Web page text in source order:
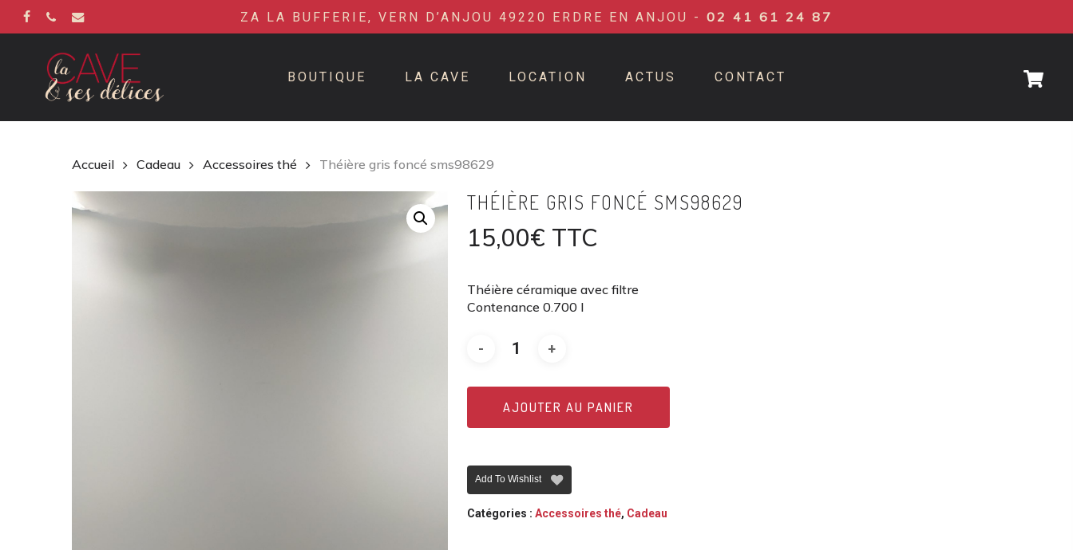
ZA LA BUFFERIE, VERN D’ANJOU 49220 ERDRE EN ANJOU - 02 41 61 24 87
BOUTIQUE LA CAVE LOCATION ACTUS CONTACT
Accueil Cadeau Accessoires thé Théière gris foncé sms98629
THÉIÈRE GRIS FONCÉ SMS98629
15,00€ TTC
Théière céramique avec filtre
Contenance 0.700 l
AJOUTER AU PANIER
Add To Wishlist
Catégories : Accessoires thé, Cadeau